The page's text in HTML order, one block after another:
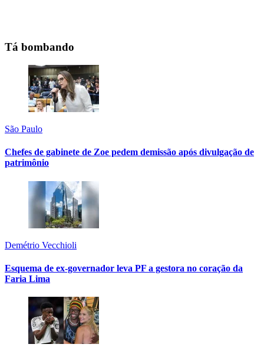
Tá bombando
São Paulo
Chefes de gabinete de Zoe pedem demissão após divulgação de
patrimônio
Demétrio Vecchioli
Esquema de ex-governador leva PF a gestora no coração da
Faria Lima